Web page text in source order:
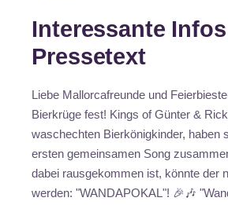
Interessante
Pressetext
Liebe Mallorcafreunde und
Bierkrüge fest! Kings of Günter &
waschechten Bierkönigkinder, haben
ersten gemeinsamen Song
dabei rausgekommen ist, könnte der
werden: "WANDAPOKAL"! 🎉🎶